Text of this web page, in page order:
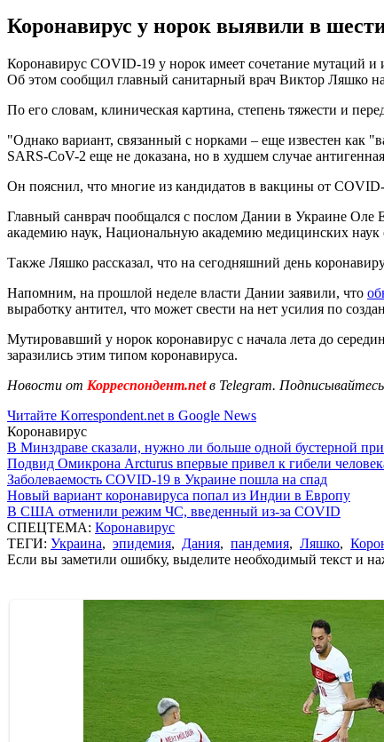
Коронавирус у норок выявили в
Коронавирус COVID-19 у норок имеет сочетание мутаций
Об этом сообщил главный санитарный врач Виктор Ляшко
По его словам, клиническая картина, степень тяжести и
"Однако вариант, связанный с норками – еще известен как
SARS-CoV-2 еще не доказана, но в худшем случае
Он пояснил, что многие из кандидатов в вакцины от
Главный санврач пообщался с послом Дании в Украине Оле
академию наук, Национальную академию медицинских наук
Также Ляшко рассказал, что на сегодняшний день
Напомним, на прошлой неделе власти Дании заявили, что
выработку антител, что может свести на нет усилия по
Мутировавший у норок коронавирус с начала лета до
заразились этим типом коронавируса.
Новости от Корреспондент.netв Telegram.
Читайте Korrespondent.net в Google News
Коронавирус
В Минздраве сказали, нужно ли больше одной бустерной
Подвид Омикрона Arcturus впервые привел к гибели
Заболеваемость COVID-19 в Украине пошла на спад
Новый вариант коронавируса попал из Индии в Европу
В США отменили режим ЧС, введенный из-за COVID
СПЕЦТЕМА: Коронавирус
ТЕГИ: Украина, эпидемия, Дания, пандемия, Ляшко,
Если вы заметили ошибку, выделите необходимый текст и